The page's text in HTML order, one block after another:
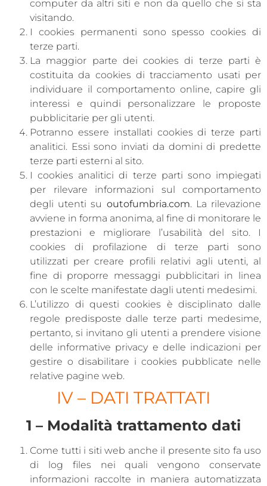
computer da altri siti e non da quello che si sta
visitando.
I cookies permanenti sono spesso cookies di
terze parti.
La maggior parte dei cookies di terze parti è
costituita da cookies di tracciamento usati per
individuare il comportamento online, capire gli
interessi e quindi personalizzare le proposte
pubblicitarie per gli utenti.
Potranno essere installati cookies di terze parti
analitici. Essi sono inviati da domini di predette
terze parti esterni al sito.
I cookies analitici di terze parti sono impiegati
per rilevare informazioni sul comportamento
degli utenti su outofumbria.com. La rilevazione
avviene in forma anonima, al fine di monitorare le
prestazioni e migliorare l’usabilità del sito. I
cookies di profilazione di terze parti sono
utilizzati per creare profili relativi agli utenti, al
fine di proporre messaggi pubblicitari in linea
con le scelte manifestate dagli utenti medesimi.
L’utilizzo di questi cookies è disciplinato dalle
regole predisposte dalle terze parti medesime,
pertanto, si invitano gli utenti a prendere visione
delle informative privacy e delle indicazioni per
gestire o disabilitare i cookies pubblicate nelle
relative pagine web.
IV – DATI TRATTATI
1 – Modalità trattamento dati
Come tutti i siti web anche il presente sito fa uso
di log files nei quali vengono conservate
informazioni raccolte in maniera automatizzata